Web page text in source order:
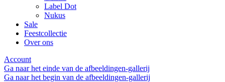
Label Dot
Nukus
Sale
Feestcollectie
Over ons
Account
Ga naar het einde van de afbeeldingen-gallerij
Ga naar het begin van de afbeeldingen-gallerij